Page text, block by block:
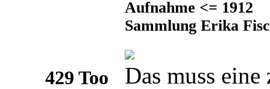
Aufnahme <= 1912
Sammlung Erika
Das muss